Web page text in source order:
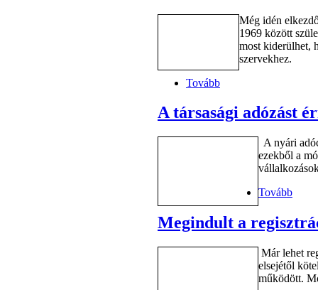
Még idén
1969 között
most kiderülhet,
szervekhez.
Tovább
A társasági adózást
A nyári
ezekből a
Tovább
Megindult a
Már lehet
elsejétől
működött.